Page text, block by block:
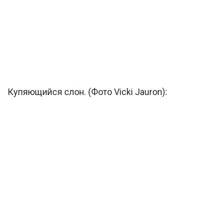
Купяющийся слон. (Фото Vicki Jauron):